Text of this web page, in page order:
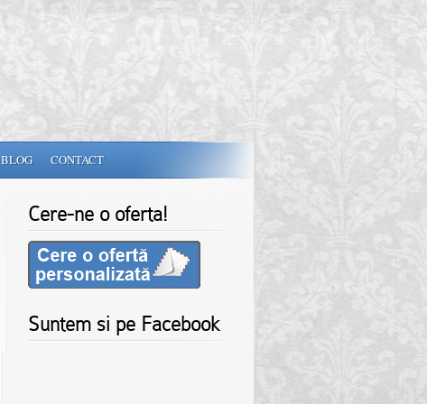
BLOG CONTACT
Cere-ne o oferta!
Suntem si pe Facebook